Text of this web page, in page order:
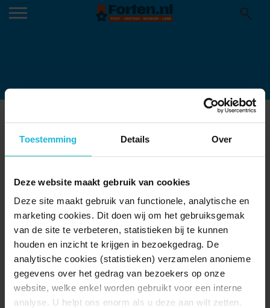
Toestemming Details Over
Deze website maakt gebruik van cookies
Deze site maakt gebruik van functionele, analytische en
marketing cookies. Dit doen wij om het gebruiksgemak
van de site te verbeteren, statistieken bij te kunnen
houden en inzicht te krijgen in bezoekgedrag. De
analytische cookies (statistieken) verzamelen anonieme
gegevens over het gedrag van bezoekers op onze
website, welke enkel worden gebruikt voor een interne
analyse. U helpt ons enorm als u deze aan wilt zetten.
AFBEELDING-VAN-WHATSAPP-OP-
2023-10-22-OM-18.43.59_FB949CDA